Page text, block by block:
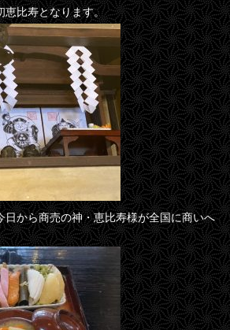
恵比寿となります。
日から商売の神・恵比寿様が全国に商いへ